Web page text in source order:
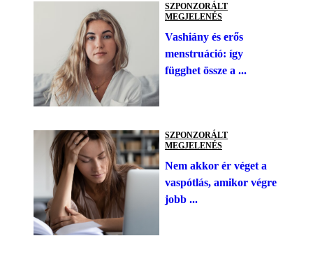
SZPONZORÁLT
MEGJELENÉS
Vashiány és erős
menstruáció: így
függhet össze a ...
SZPONZORÁLT
MEGJELENÉS
Nem akkor ér véget a
vaspótlás, amikor végre
jobb ...